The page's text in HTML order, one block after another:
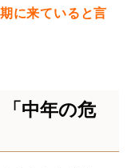
に来ていると言
中年の危